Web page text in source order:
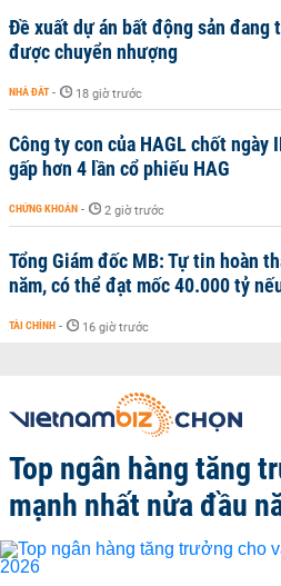
Đề xuất dự án bất động sản đang
được chuyển nhượng
NHÀ ĐẤT - 18 giờ trước
Công ty con của HAGL chốt ngày
gấp hơn 4 lần cổ phiếu HAG
CHỨNG KHOÁN - 2 giờ trước
Tổng Giám đốc MB: Tự tin hoàn
năm, có thể đạt mốc 40.000 tỷ
TÀI CHÍNH - 16 giờ trước
Top ngân hàng tăng
mạnh nhất nửa đầu